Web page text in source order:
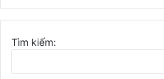
Tìm kiếm: